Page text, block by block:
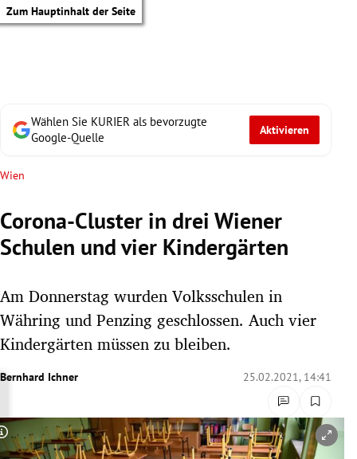
Zum Hauptinhalt der Seite
Untermenü
Untermenü
Untermenü
Wählen Sie KURIER als bevorzugte
Google-Quelle
Aktivieren
Wien
Corona-Cluster in drei Wiener
Schulen und vier Kindergärten
Am Donnerstag wurden Volksschulen in
Währing und Penzing geschlossen. Auch vier
Kindergärten müssen zu bleiben.
Bernhard Ichner 25.02.2021, 14:41
Copyright-Hinweis öffnen/schließen